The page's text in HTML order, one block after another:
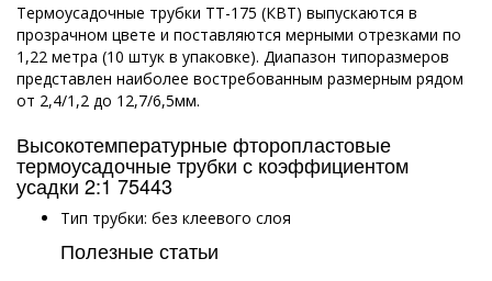
Термоусадочные трубки ТТ-175 (КВТ) выпускаются в
прозрачном цвете и поставляются мерными отрезками по
1,22 метра (10 штук в упаковке). Диапазон типоразмеров
представлен наиболее востребованным размерным рядом
от 2,4/1,2 до 12,7/6,5мм.
Высокотемпературные фторопластовые
термоусадочные трубки с коэффициентом
усадки 2:1 75443
Тип трубки: без клеевого слоя
Полезные статьи